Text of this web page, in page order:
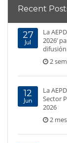
Recent
27
Jul
La
2026’
2
12
Jun
La
Sector
2026
2